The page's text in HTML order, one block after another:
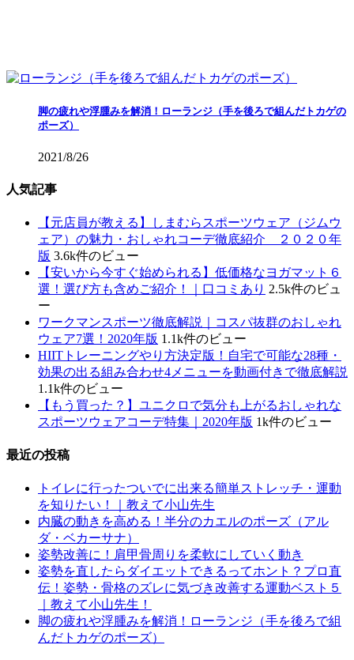
脚の疲れや浮腫みを解消！ローランジ（手を後ろで組んだトカゲの
ポーズ）
2021/8/26
人気記事
【元店員が教える︎】しまむらスポーツウェア（ジムウ
ェア）の魅力・おしゃれコーデ徹底紹介 ２０２０年
版 3.6k件のビュー
【安いから今すぐ始められる】低価格なヨガマット６
選！選び方も含めご紹介！｜口コミあり 2.5k件のビュ
ー
ワークマンスポーツ徹底解説｜コスパ抜群のおしゃれ
ウェア7選！2020年版 1.1k件のビュー
HIITトレーニングやり方決定版！自宅で可能な28種・
効果の出る組み合わせ4メニューを動画付きで徹底解説
1.1k件のビュー
【もう買った？】ユニクロで気分も上がるおしゃれな
スポーツウェアコーデ特集｜2020年版 1k件のビュー
最近の投稿
トイレに行ったついでに出来る簡単ストレッチ・運動
を知りたい！｜教えて小山先生
内臓の動きを高める！半分のカエルのポーズ（アル
ダ・ベカーサナ）
姿勢改善に！肩甲骨周りを柔軟にしていく動き
姿勢を直したらダイエットできるってホント？プロ直
伝！姿勢・骨格のズレに気づき改善する運動ベスト５
｜教えて小山先生！
脚の疲れや浮腫みを解消！ローランジ（手を後ろで組
んだトカゲのポーズ）